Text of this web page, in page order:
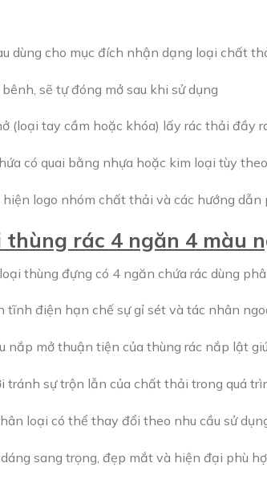
dùng cho mục đích nhận dạng loại chất
sẽ tự đóng mở sau khi sử dụng
(loại tay cầm hoặc khóa) lấy rác thải đầy
có quai bằng nhựa hoặc kim loại tùy
logo nhóm chất thải và các hướng
rác 4 ngăn 4 màu
thùng đựng có 4 ngăn chứa rác dùng
tĩnh điện hạn chế sự gỉ sét và tác nhân
nắp mở thuận tiện của thùng rác nắp lật
tránh sự trộn lẫn của chất thải trong quá
loại có thể thay đổi theo nhu cầu sử
sang trọng, đẹp mắt và hiện đại phù